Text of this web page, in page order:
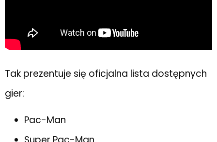
Tak prezentuje się oficjalna lista dostępnych
gier:
Pac-Man